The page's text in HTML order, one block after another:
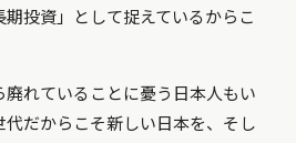
投資」として捉えているからこ
れていることに憂う日本人もい
だからこそ新しい日本を、そし